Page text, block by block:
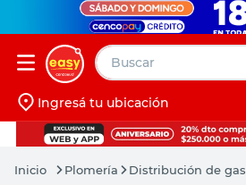
Buscar
Iniciá sesión
Ingresá tu ubicación
Plomería Distribución de gas
muebles
pintura
escritorio